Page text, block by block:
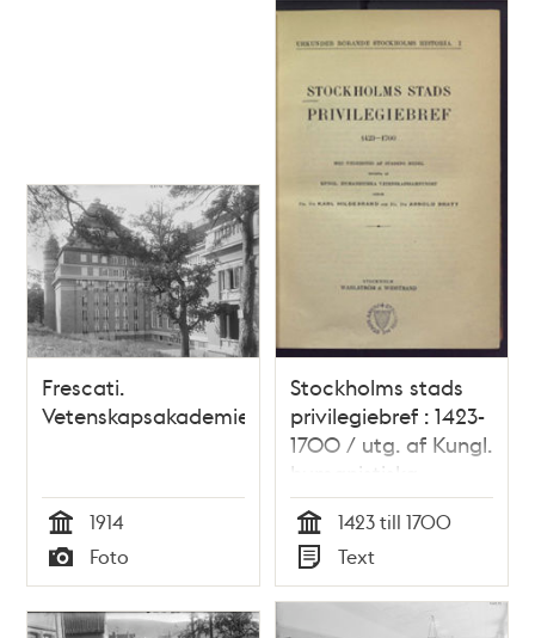
Frescati.
Vetenskapsakademien
Tid
1914
Typ
Foto
Stockholms stads
privilegiebref : 1423-
1700 / utg. af Kungl.
humanistiska
vetenskapssamfundet
genom Karl
Hildebrand och
Arnold Bratt
Tid
1423 till 1700
Typ
Text